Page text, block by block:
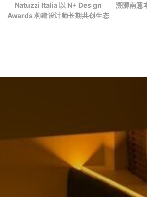
Natuzzi Italia 以 N+ Design
Awards 构建设计师长期共创生态
溯源南意